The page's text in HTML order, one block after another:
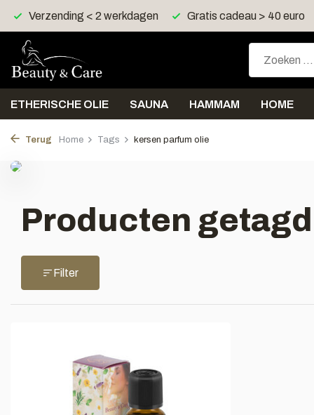
Verzending < 2 werkdagen Gratis cadeau > 40 euro
ETHERISCHE OLIE SAUNA HAMMAM HOME
Terug Home Tags kersen parfum olie
Producten
Filter